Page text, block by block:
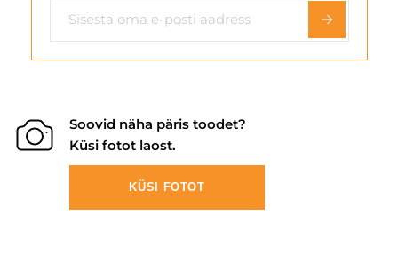
Soovid näha päris toodet?
Küsi fotot laost.
KÜSI FOTOT